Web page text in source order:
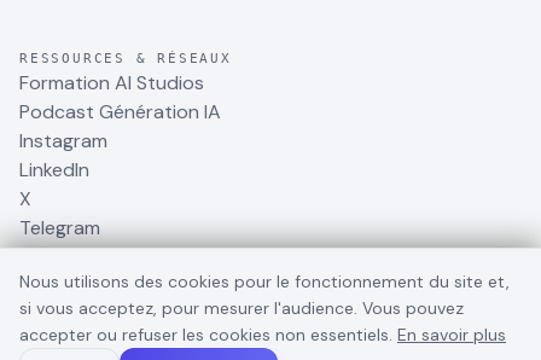
RESSOURCES & RÉSEAUX
Formation AI Studios
Podcast Génération IA
Instagram
LinkedIn
X
Telegram
©2026BusinessDynamite
Nous utilisons des cookies pour le fonctionnement du site et,
si vous acceptez, pour mesurer l'audience. Vous pouvez
accepter ou refuser les cookies non essentiels. En savoir plus